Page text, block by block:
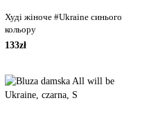
Худі жіноче #Ukraine синього
кольору
133zł